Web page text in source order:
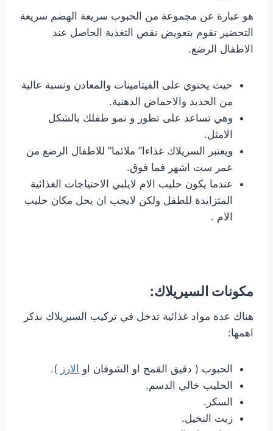
هو عبارة عن مجموعة من الحبوب سريعة الهضم سريعة
التحضير تقوم بتعويض نقص التغذية الحاصل عند
الاطفال الرضع.
حيث يحتوي على الفيتامينات والمعادن ونسبة عالية
من الحديد والاحماض الدهنية.
وهي تساعد على تطور و نمو طفلك بالشكل
الامثل.
ويعتبر السريلاك غذاءا” ملائما” للاطفال الرضع من
عمر ست اشهر فما فوق.
عندما يكون حليب الام لايلبي الاحتياجات الغذائية
المتزايدة للطفل ولكن لايجب ان يحل مكان حليب
الام .
مكونات السيريلاك:
هناك عدة مواد غذائية تدخل في تركيب السيريلاك نذكر
اهمها:
الحبوب ( دقيق القمح او الشوفان او الارز ).
الحليب خالي الدسم.
السكر.
زيت النخيل.